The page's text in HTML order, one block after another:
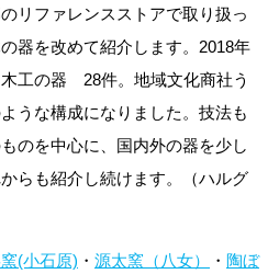
リファレンスストアで取り扱っ
器を改めて紹介します。2018年
工の器 28件。地域文化商社う
うな構成になりました。技法も
のを中心に、国内外の器を少し
らも紹介し続けます。（ハルグ
(小石原) ・ 源太窯（八女） ・ 陶ぼ